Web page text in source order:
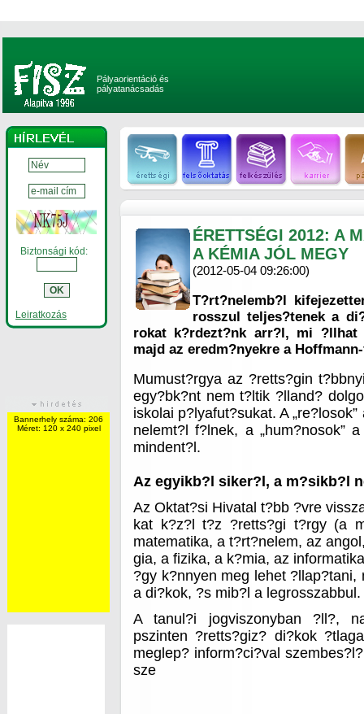
Pályaorientáció és
pályatanácsadás
Biztonsági kód:
Leiratkozás
Bannerhely száma: 206
Méret: 120 x 240 pixel
ÉRETTSÉGI 2012: A
A KÉMIA JÓL MEGY
(2012-05-04 09:26:00)
T?rt?nelemb?l
rosszul teljes?tenek a
rokat k?rdezt?nk arr?l, mi
majd az eredm?nyekre a
Mumust?rgya az ?retts?gin
egy?bk?nt nem t?ltik ?lland?
iskolai p?lyafut?sukat. A
nelemt?l f?lnek, a „hum?nosok”
mindent?l.
Az egyikb?l siker?l, a m?sikb?l
Az Oktat?si Hivatal t?bb ?vre
kat k?z?l t?z ?retts?gi t?rgy (a
matematika, a t?rt?nelem, az
gia, a fizika, a k?mia, az
?gy k?nnyen meg lehet
a di?kok, ?s mib?l a legrosszabbul.
A tanul?i jogviszonyban ?ll?,
pszinten ?retts?giz? di?kok
meglep? inform?ci?val
sze